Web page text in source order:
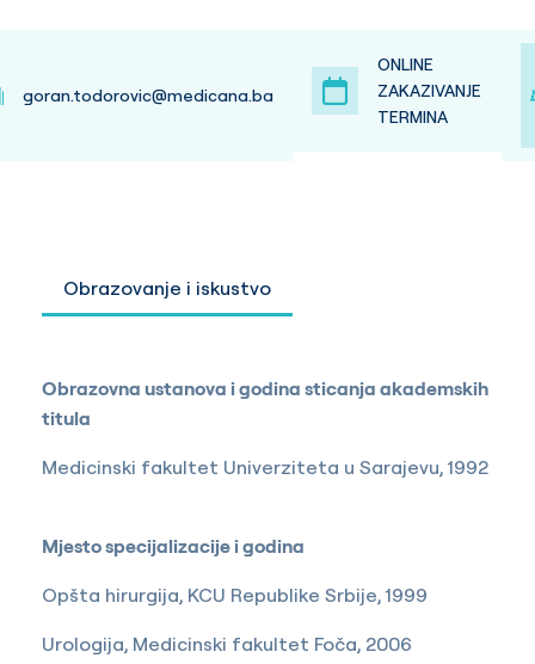
goran.todorovic@medicana.ba
ONLINE
ZAKAZIVANJE
TERMINA
Obrazovanje i iskustvo
Obrazovna ustanova i godina sticanja akademskih
titula
Medicinski fakultet Univerziteta u Sarajevu, 1992
Mjesto specijalizacije i godina
Opšta hirurgija, KCU Republike Srbije, 1999
Urologija, Medicinski fakultet Foča, 2006